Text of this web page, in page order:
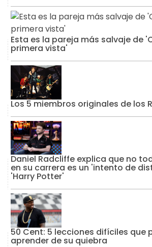
Esta es la pareja más salvaje de
primera vista'
Los 5 miembros originales de los
Daniel Radcliffe explica que no
en su carrera es un 'intento de
'Harry Potter'
50 Cent: 5 lecciones difíciles que
aprender de su quiebra